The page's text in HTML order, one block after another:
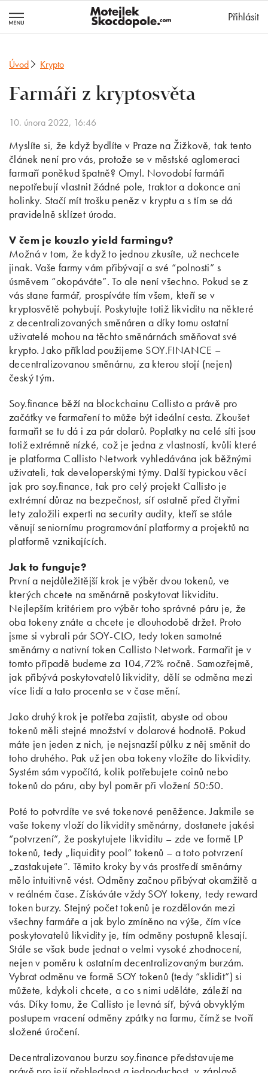
Přihlásit
Úvod Krypto
Farmáři z kryptosvěta
10. února 2022, 16:46
Myslíte si, že když bydlíte v Praze na Žižkově, tak tento
článek není pro vás, protože se v městské aglomeraci
farmaří poněkud špatně? Omyl. Novodobí farmáři
nepotřebují vlastnit žádné pole, traktor a dokonce ani
holinky. Stačí mít trošku peněz v kryptu a s tím se dá
pravidelně sklízet úroda.
V čem je kouzlo yield farmingu?
Možná v tom, že když to jednou zkusíte, už nechcete
jinak. Vaše farmy vám přibývají a své “polnosti” s
úsměvem “okopáváte”. To ale není všechno. Pokud se z
vás stane farmář, prospíváte tím všem, kteří se v
kryptosvětě pohybují. Poskytujte totiž likviditu na některé
z decentralizovaných směnáren a díky tomu ostatní
uživatelé mohou na těchto směnárnách směňovat své
krypto. Jako příklad použijeme SOY.FINANCE –
decentralizovanou směnárnu, za kterou stojí (nejen)
český tým.
Soy.finance běží na blockchainu Callisto a právě pro
začátky ve farmaření to může být ideální cesta. Zkoušet
farmařit se tu dá i za pár dolarů. Poplatky na celé síti jsou
totiž extrémně nízké, což je jedna z vlastností, kvůli které
je platforma Callisto Network vyhledávána jak běžnými
uživateli, tak developerskými týmy. Další typickou věcí
jak pro soy.finance, tak pro celý projekt Callisto je
extrémní důraz na bezpečnost, síť ostatně před čtyřmi
lety založili experti na security audity, kteří se stále
věnují seniornímu programování platformy a projektů na
platformě vznikajících.
Jak to funguje?
První a nejdůležitější krok je výběr dvou tokenů, ve
kterých chcete na směnárně poskytovat likviditu.
Nejlepším kritériem pro výběr toho správné páru je, že
oba tokeny znáte a chcete je dlouhodobě držet. Proto
jsme si vybrali pár SOY-CLO, tedy token samotné
směnárny a nativní token Callisto Network. Farmařit je v
tomto případě budeme za 104,72% ročně. Samozřejmě,
jak přibývá poskytovatelů likvidity, dělí se odměna mezi
více lidí a tato procenta se v čase mění.
Jako druhý krok je potřeba zajistit, abyste od obou
tokenů měli stejné množství v dolarové hodnotě. Pokud
máte jen jeden z nich, je nejsnazší půlku z něj směnit do
toho druhého. Pak už jen oba tokeny vložíte do likvidity.
Systém sám vypočítá, kolik potřebujete coinů nebo
tokenů do páru, aby byl poměr při vložení 50:50.
Poté to potvrdíte ve své tokenové peněžence. Jakmile se
vaše tokeny vloží do likvidity směnárny, dostanete jakési
“potvrzení”, že poskytujete likviditu – zde ve formě LP
tokenů, tedy „liquidity pool“ tokenů – a toto potvrzení
„zastakujete“. Těmito kroky by vás prostředí směnárny
mělo intuitivně vést. Odměny začnou přibývat okamžitě a
v reálném čase. Získáváte vždy SOY tokeny, tedy reward
token burzy. Stejný počet tokenů je rozdělován mezi
všechny farmáře a jak bylo zmíněno na výše, čím více
poskytovatelů likvidity je, tím odměny postupně klesají.
Stále se však bude jednat o velmi vysoké zhodnocení,
nejen v poměru k ostatním decentralizovaným burzám.
Vybrat odměnu ve formě SOY tokenů (tedy “sklidit”) si
můžete, kdykoli chcete, a co s nimi uděláte, záleží na
vás. Díky tomu, že Callisto je levná síť, bývá obvyklým
postupem vracení odměny zpátky na farmu, čímž se tvoří
složené úročení.
Decentralizovanou burzu soy.finance představujeme